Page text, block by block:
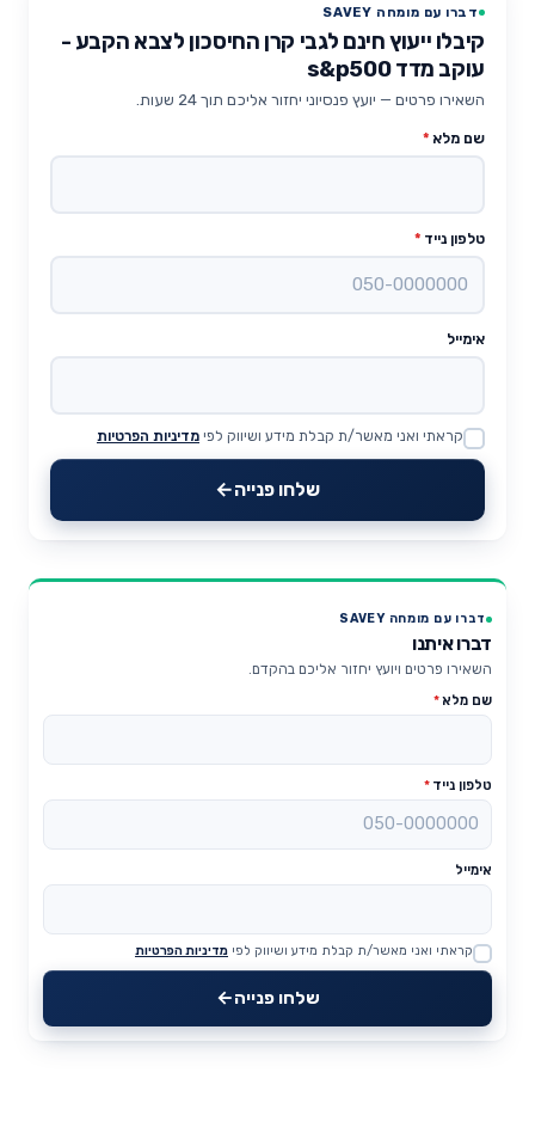
דברו עם מומחה SAVEY
קיבלו ייעוץ חינם לגבי קרן החיסכון לצבא הקבע -
עוקב מדד s&p500
השאירו פרטים — יועץ פנסיוני יחזור אליכם תוך 24 שעות.
שם מלא *
טלפון נייד *
אימייל
Website
קראתי ואני מאשר/ת קבלת מידע ושיווק לפי מדיניות הפרטיות
שלחו פנייה
דברו עם מומחה SAVEY
דברו איתנו
השאירו פרטים ויועץ יחזור אליכם בהקדם.
שם מלא*
טלפון נייד *
אימייל
Website
קראתי ואני מאשר/ת קבלת מידע ושיווק לפי מדיניות הפרטיות
שלחו פנייה